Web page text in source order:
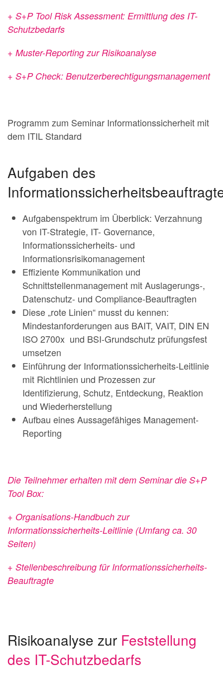
+ S+P Tool Risk Assessment: Ermittlung des IT-
Schutzbedarfs
+ Muster-Reporting zur Risikoanalyse
+ S+P Check: Benutzerberechtigungsmanagement
Programm zum Seminar Informationssicherheit mit
dem ITIL Standard
Aufgaben des
Aufgabenspektrum im Überblick: Verzahnung
von IT-Strategie, IT- Governance,
Informationssicherheits- und
Informationsrisikomanagement
Effiziente Kommunikation und
Schnittstellenmanagement mit Auslagerungs-,
Datenschutz- und Compliance-Beauftragten
Diese „rote Linien“ musst du kennen:
Mindestanforderungen aus BAIT, VAIT, DIN EN
ISO 2700x und BSI-Grundschutz prüfungsfest
umsetzen
Einführung der Informationssicherheits-Leitlinie
mit Richtlinien und Prozessen zur
Identifizierung, Schutz, Entdeckung, Reaktion
und Wiederherstellung
Aufbau eines Aussagefähiges Management-
Reporting
Die Teilnehmer erhalten mit dem Seminar die S+P
Tool Box:
+ Organisations-Handbuch zur
Informationssicherheits-Leitlinie (Umfang ca. 30
Seiten)
+ Stellenbeschreibung für Informationssicherheits-
Beauftragte
Risikoanalyse zur Feststellung
des IT-Schutzbedarfs